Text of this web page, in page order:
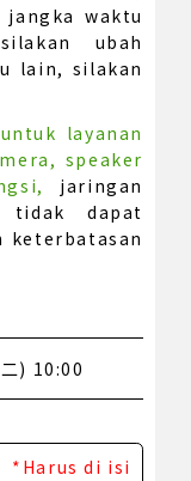
waktu
ubah
lain, silakan
layanan
speaker
jaringan
tidak dapat
keterbatasan
) 10:00
*Harus di isi